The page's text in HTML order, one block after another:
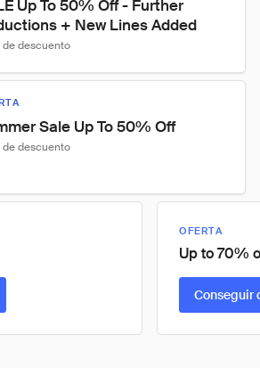
Up To 50% Off - Further
+ New Lines Added
descuento
Sale Up To 50% Off
descuento
OFERTA
Up to 70%
Conseguir